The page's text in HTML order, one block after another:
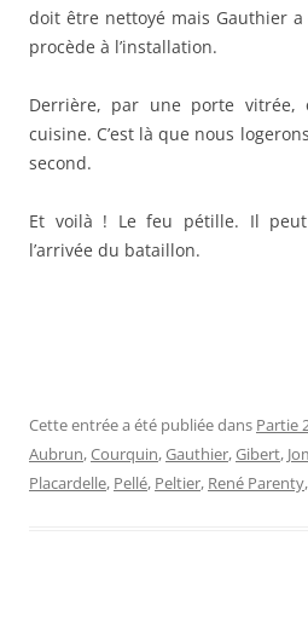
doit être nettoyé mais Gauthier
procède à l’installation.
Derrière, par une porte vitrée,
cuisine. C’est là que nous
second.
Et voilà ! Le feu pétille. Il
l’arrivée du bataillon.
Cette entrée a été publiée dans Partie
Aubrun,Courquin,Gauthier,Gibert,
Placardelle, Pellé, Peltier, René Parenty